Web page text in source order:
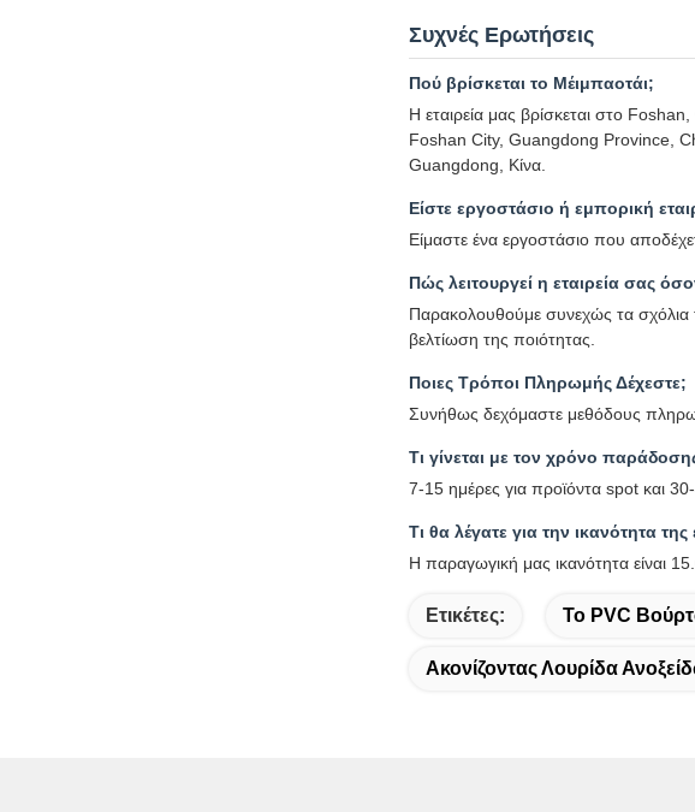
Συχνές Ερωτήσεις
Πού βρίσκεται το Μέιμπαοτάι;
Η εταιρεία μας βρίσκεται στο
Foshan City, Guangdong Province,
Guangdong, Κίνα.
Είστε εργοστάσιο ή εμπορική
Είμαστε ένα εργοστάσιο που
Πώς λειτουργεί η εταιρεία σας
Παρακολουθούμε συνεχώς τα σχόλια
βελτίωση της ποιότητας.
Ποιες Τρόποι Πληρωμής Δέχεστε;
Συνήθως δεχόμαστε μεθόδους
Τι γίνεται με τον χρόνο
7-15 ημέρες για προϊόντα spot και
Τι θα λέγατε για την ικανότητα της
Η παραγωγική μας ικανότητα είναι
Ετικέτες: Το PVC
Ακονίζοντας Λουρίδα